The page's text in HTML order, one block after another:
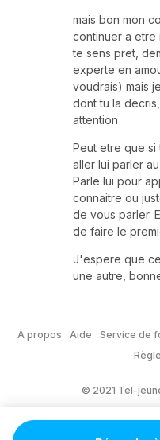
mais bon mon
continuer a etre
te sens pret,
experte en
voudrais) mais
dont tu la
attention
Peut etre que
aller lui parler
Parle lui pour
connaitre ou
de vous parler.
de faire le
J'espere que
une autre,
À propos Aide Service de
© 2021 Tel-